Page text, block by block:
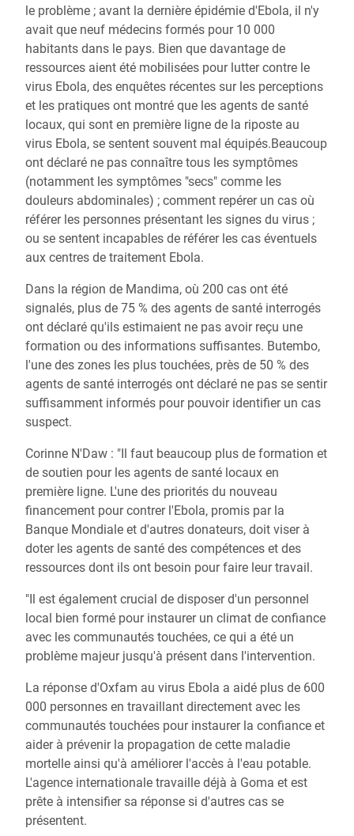
le problème ; avant la dernière épidémie d'Ebola, il n'y
avait que neuf médecins formés pour 10 000
habitants dans le pays. Bien que davantage de
ressources aient été mobilisées pour lutter contre le
virus Ebola, des enquêtes récentes sur les perceptions
et les pratiques ont montré que les agents de santé
locaux, qui sont en première ligne de la riposte au
virus Ebola, se sentent souvent mal équipés.Beaucoup
ont déclaré ne pas connaître tous les symptômes
(notamment les symptômes "secs" comme les
douleurs abdominales) ; comment repérer un cas où
référer les personnes présentant les signes du virus ;
ou se sentent incapables de référer les cas éventuels
aux centres de traitement Ebola.
Dans la région de Mandima, où 200 cas ont été
signalés, plus de 75 % des agents de santé interrogés
ont déclaré qu'ils estimaient ne pas avoir reçu une
formation ou des informations suffisantes. Butembo,
l'une des zones les plus touchées, près de 50 % des
agents de santé interrogés ont déclaré ne pas se sentir
suffisamment informés pour pouvoir identifier un cas
suspect.
Corinne N'Daw : "Il faut beaucoup plus de formation et
de soutien pour les agents de santé locaux en
première ligne. L'une des priorités du nouveau
financement pour contrer l'Ebola, promis par la
Banque Mondiale et d'autres donateurs, doit viser à
doter les agents de santé des compétences et des
ressources dont ils ont besoin pour faire leur travail.
"Il est également crucial de disposer d'un personnel
local bien formé pour instaurer un climat de confiance
avec les communautés touchées, ce qui a été un
problème majeur jusqu'à présent dans l'intervention.
La réponse d'Oxfam au virus Ebola a aidé plus de 600
000 personnes en travaillant directement avec les
communautés touchées pour instaurer la confiance et
aider à prévenir la propagation de cette maladie
mortelle ainsi qu'à améliorer l'accès à l'eau potable.
L'agence internationale travaille déjà à Goma et est
prête à intensifier sa réponse si d'autres cas se
présentent.